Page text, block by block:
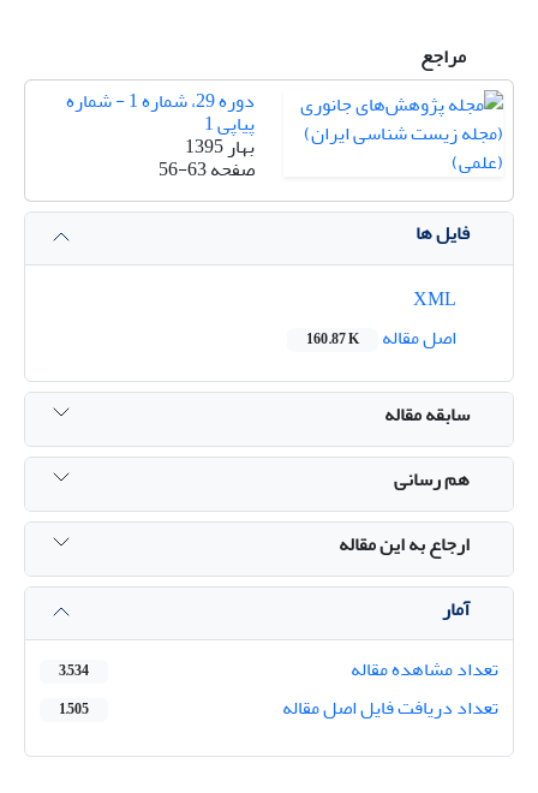
مراجع
دوره 29، شماره 1 - شماره
پیاپی 1
بهار 1395
صفحه56-63
فایل ها
اصل مقاله
160.87 K
سابقه مقاله
هم رسانی
ارجاع به این مقاله
آمار
تعداد مشاهده مقاله
3,534
تعداد دریافت فایل اصل مقاله 1,505